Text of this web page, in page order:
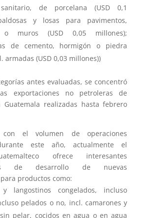
de porcelana (USD 0,1
y losas para pavimentos,
o muros (USD 0,05 millones);
de cemento, hormigón o piedra
armadas (USD 0,03 millones))
antes evaluadas, se concentró
exportaciones no petroleras de
Guatemala realizadas hasta febrero
el volumen de operaciones
este año, actualmente el
ofrece interesantes
de desarrollo de nuevas
productos como:
y langostinos congelados, incluso
pelados o no, incl. camarones y
pelar, cocidos en agua o en agua